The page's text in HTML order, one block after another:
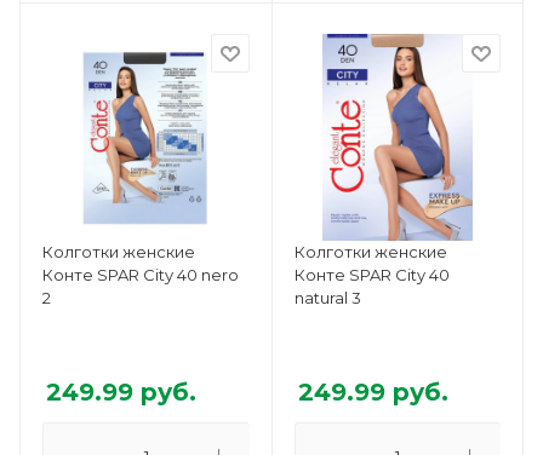
Колготки женские
Конте SPAR City 40 nero
2
249.99 руб.
Колготки женские
Конте SPAR City 40
natural 3
249.99руб.